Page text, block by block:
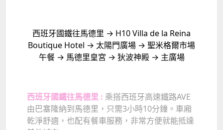
西班牙國鐵往馬德里 → H10 Villa de la Reina
Boutique Hotel → 太陽門廣場 → 聖米格爾市場
午餐 → 馬德里皇宮 → 狄波神殿 → 主廣場
西班牙國鐵往馬德里 : 乘搭西班牙高速鐵路AVE
由巴塞隆納到馬德里，只需3小時10分鐘。車廂
乾淨舒適，也配有餐車服務，非常方便就能抵達